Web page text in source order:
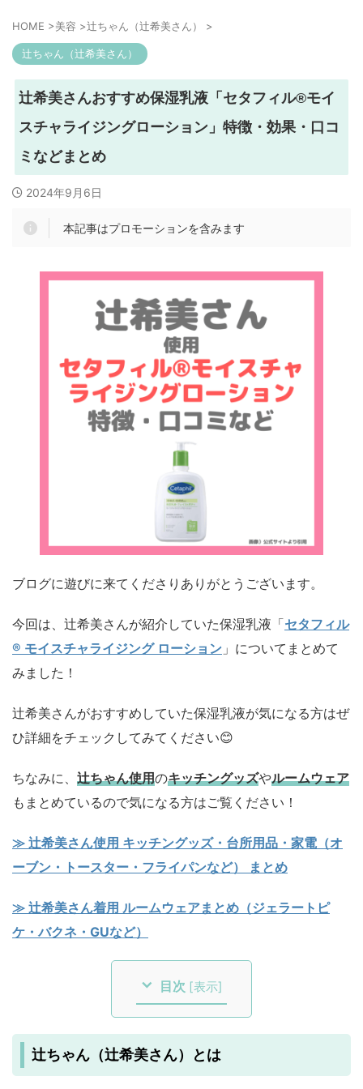
HOME >美容 >辻ちゃん（辻希美さん） >
辻ちゃん（辻希美さん）
辻希美さんおすすめ保湿乳液「セタフィル®モイ
スチャライジングローション」特徴・効果・口コ
ミなどまとめ
2024年9月6日
本記事はプロモーションを含みます
ブログに遊びに来てくださりありがとうございます。
今回は、辻希美さんが紹介していた保湿乳液「セタフィル
® モイスチャライジング ローション 」についてまとめて
みました！
辻希美さんがおすすめしていた保湿乳液が気になる方はぜ
ひ詳細をチェックしてみてください😊
ちなみに、 辻ちゃん使用のキッチングッズやルームウェア
もまとめているので気になる方はご覧ください！
≫ 辻希美さん使用 キッチングッズ・台所用品・家電（オ
ーブン・トースター・フライパンなど） まとめ
≫ 辻希美さん着用 ルームウェアまとめ（ジェラートピ
ケ・バクネ・GUなど）
目次 [表示]
辻ちゃん（辻希美さん）とは